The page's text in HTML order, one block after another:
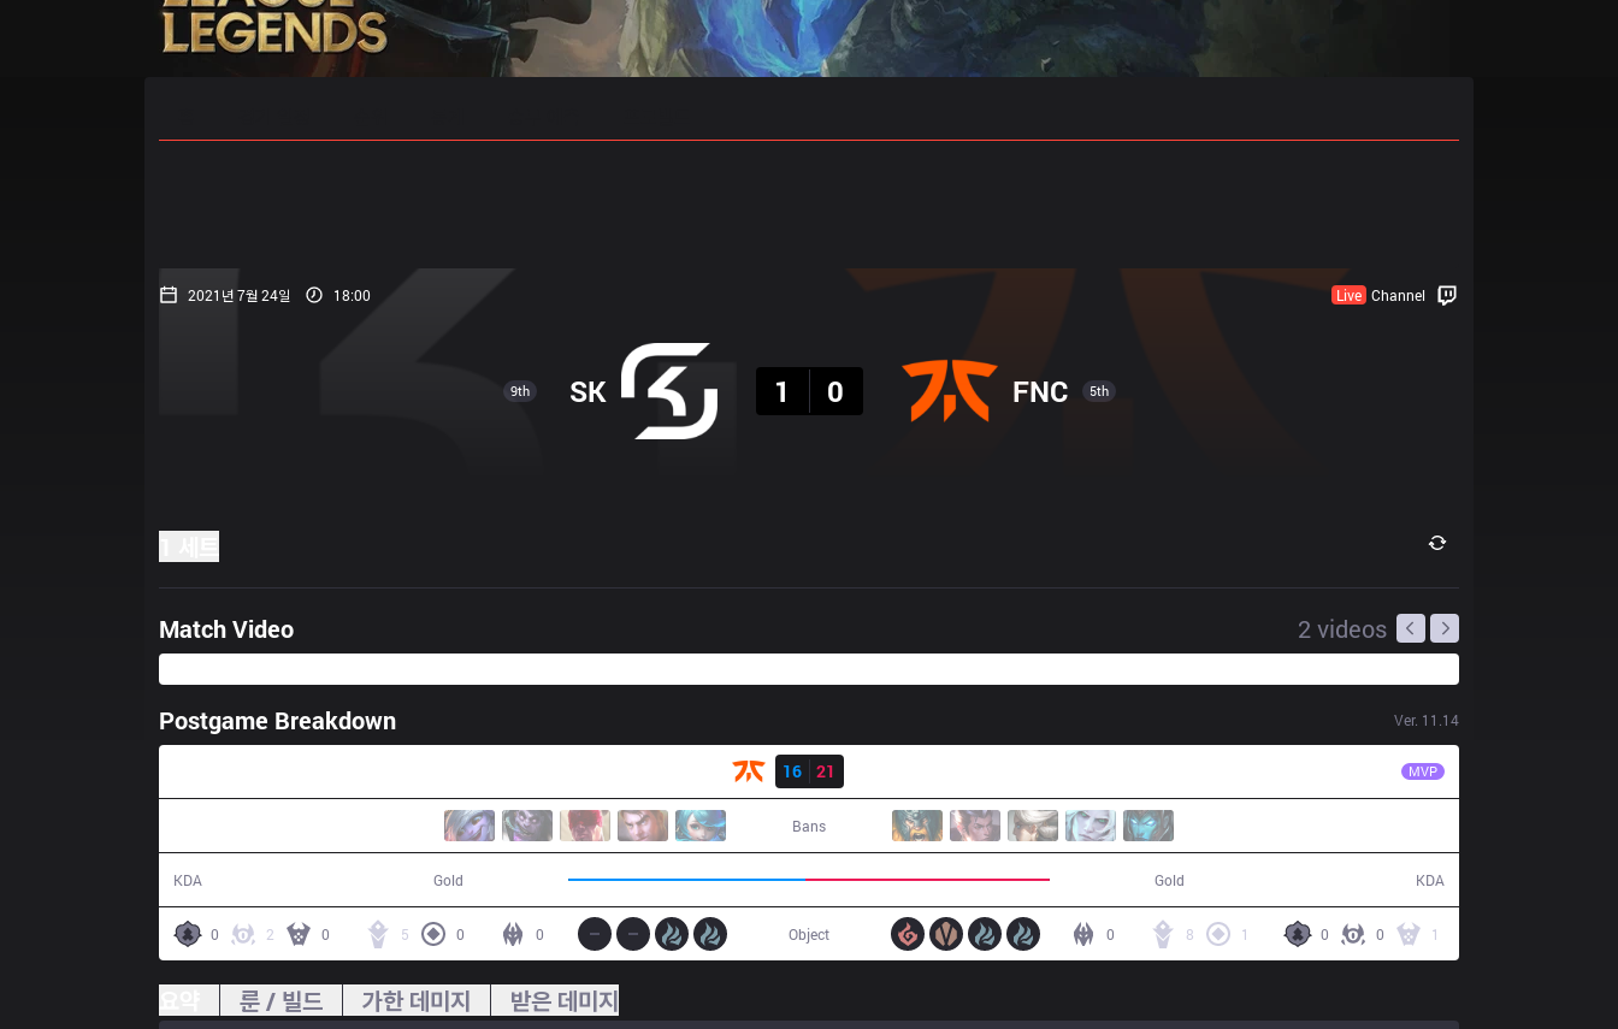
2021년 7월 24일 18:00 Live Channel
9th SK
1
0 FNC 5th
Match Video 2 videos
Postgame Breakdown Ver. 11.14
16
21 MVP
Bans
KDA Gold Gold KDA
0 2 0 5 0 0 0 0 1
8 1
0
Object
룬 / 빌드 가한 데미지 받은 데미지